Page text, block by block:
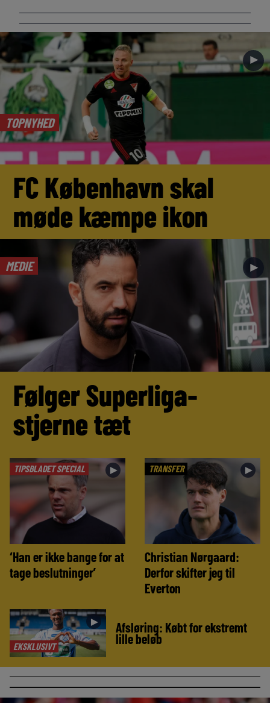
TOPNYHED
►
FC København skal
møde kæmpe ikon
MEDIE ►
Følger Superliga-
stjerne tæt
TIPSBLADET SPECIAL ►
‘Han er ikke bange for at
tage beslutninger’
TRANSFER ►
Christian Nørgaard:
Derfor skifter jeg til
Everton
EKSKLUSIVT
► Afsløring: Købt for ekstremt
lille beløb